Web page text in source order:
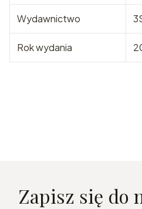
Wydawnictwo
Rok wydania
Zapisz się do